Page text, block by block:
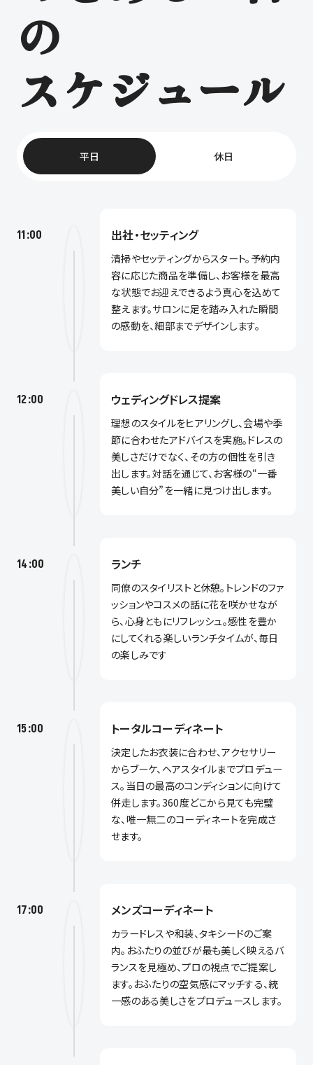
の
スケジュール
平日 休日
11:00 出社・セッティング
清掃やセッティングからスタート。予約内
容に応じた商品を準備し、お客様を最高
な状態でお迎えできるよう真心を込めて
整えます。サロンに足を踏み入れた瞬間
の感動を、細部までデザインします。
12:00 ウェディングドレス提案
理想のスタイルをヒアリングし、会場や季
節に合わせたアドバイスを実施。ドレスの
美しさだけでなく、その方の個性を引き
出します。対話を通じて、お客様の“一番
美しい自分”を一緒に見つけ出します。
14:00 ランチ
同僚のスタイリストと休憩。トレンドのファ
ッションやコスメの話に花を咲かせなが
ら、心身ともにリフレッシュ。感性を豊か
にしてくれる楽しいランチタイムが、毎日
の楽しみです
15:00 トータルコーディネート
決定したお衣装に合わせ、アクセサリー
からブーケ、ヘアスタイルまでプロデュー
ス。当日の最高のコンディションに向けて
併走します。360度どこから見ても完璧
な、唯一無二のコーディネートを完成さ
せます。
17:00 メンズコーディネート
カラードレスや和装、タキシードのご案
内。おふたりの並びが最も美しく映えるバ
ランスを見極め、プロの視点でご提案し
ます。おふたりの空気感にマッチする、統
一感のある美しさをプロデュースします。